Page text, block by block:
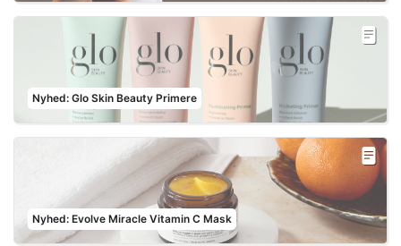
Nyhed: Glo Skin Beauty Primere
Nyhed: Evolve Miracle Vitamin C Mask